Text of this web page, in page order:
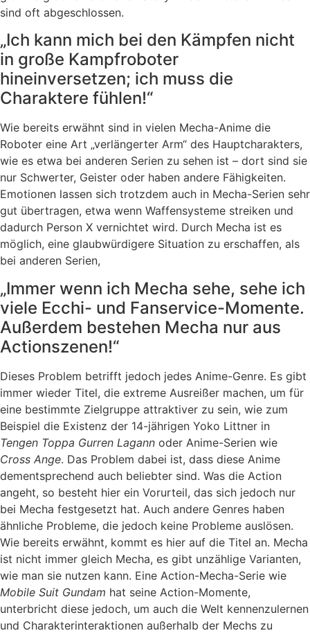
sind oft abgeschlossen.
„Ich kann mich bei den Kämpfen nicht
in große Kampfroboter
hineinversetzen; ich muss die
Charaktere fühlen!“
Wie bereits erwähnt sind in vielen Mecha-Anime die
Roboter eine Art „verlängerter Arm“ des Hauptcharakters,
wie es etwa bei anderen Serien zu sehen ist – dort sind sie
nur Schwerter, Geister oder haben andere Fähigkeiten.
Emotionen lassen sich trotzdem auch in Mecha-Serien sehr
gut übertragen, etwa wenn Waffensysteme streiken und
dadurch Person X vernichtet wird. Durch Mecha ist es
möglich, eine glaubwürdigere Situation zu erschaffen, als
bei anderen Serien,
„Immer wenn ich Mecha sehe, sehe ich
viele Ecchi- und Fanservice-Momente.
Außerdem bestehen Mecha nur aus
Actionszenen!“
Dieses Problem betrifft jedoch jedes Anime-Genre. Es gibt
immer wieder Titel, die extreme Ausreißer machen, um für
eine bestimmte Zielgruppe attraktiver zu sein, wie zum
Beispiel die Existenz der 14-jährigen Yoko Littner in
Tengen Toppa Gurren Lagann oder Anime-Serien wie
Cross Ange. Das Problem dabei ist, dass diese Anime
dementsprechend auch beliebter sind. Was die Action
angeht, so besteht hier ein Vorurteil, das sich jedoch nur
bei Mecha festgesetzt hat. Auch andere Genres haben
ähnliche Probleme, die jedoch keine Probleme auslösen.
Wie bereits erwähnt, kommt es hier auf die Titel an. Mecha
ist nicht immer gleich Mecha, es gibt unzählige Varianten,
wie man sie nutzen kann. Eine Action-Mecha-Serie wie
Mobile Suit Gundam hat seine Action-Momente,
unterbricht diese jedoch, um auch die Welt kennenzulernen
und Charakterinteraktionen außerhalb der Mechs zu